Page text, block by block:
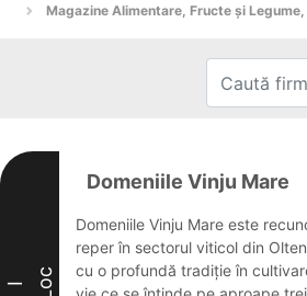
Magazine Alimentare, Fructe și
I Loc
Domeniile Vinju Mare
Domeniile Vinju Mare este
reper în sectorul viticol din
cu o profundă tradiție în